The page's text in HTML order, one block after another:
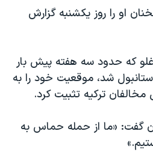
ایران
صلح
«سی‌پک»
او را روز یکشنبه گزارش
که حدود سه هفته پیش بار
شد، موقعیت خود را به
مخالفان ترکیه تثبیت کرد.
گفت: «ما از حمله حماس به